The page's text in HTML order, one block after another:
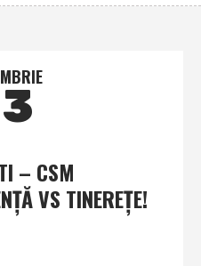
– CSM
VS TINEREŢE!